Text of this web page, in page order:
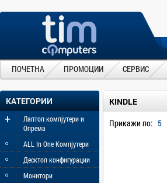
ПОЧЕТНА ПРОМОЦИИ СЕРВИС
КАТЕГОРИИ
Лаптоп компјутери и
Опрема
+
ALL In One Компјутери
◦
Десктоп конфигурации
◦
Монитори
◦
KINDLE
Прикажи по: 5